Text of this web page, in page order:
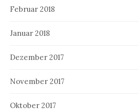
Februar 2018
Januar 2018
Dezember 2017
November 2017
Oktober 2017